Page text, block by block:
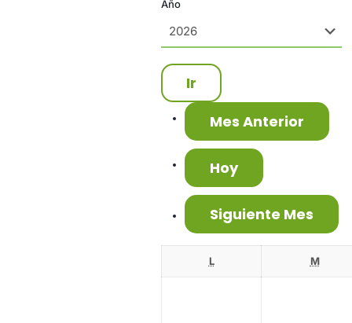
Año
Mes Anterior
Hoy
Siguiente Mes
Llunes M